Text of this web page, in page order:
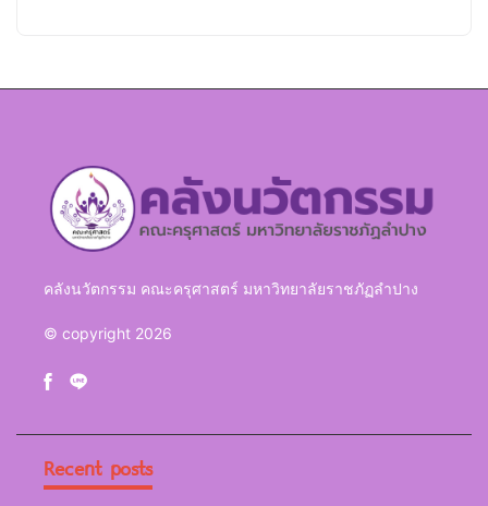
คลังนวัตกรรม คณะครุศาสตร์ มหาวิทยาลัยราชภัฏลำปาง
© copyright 2026
Recent posts